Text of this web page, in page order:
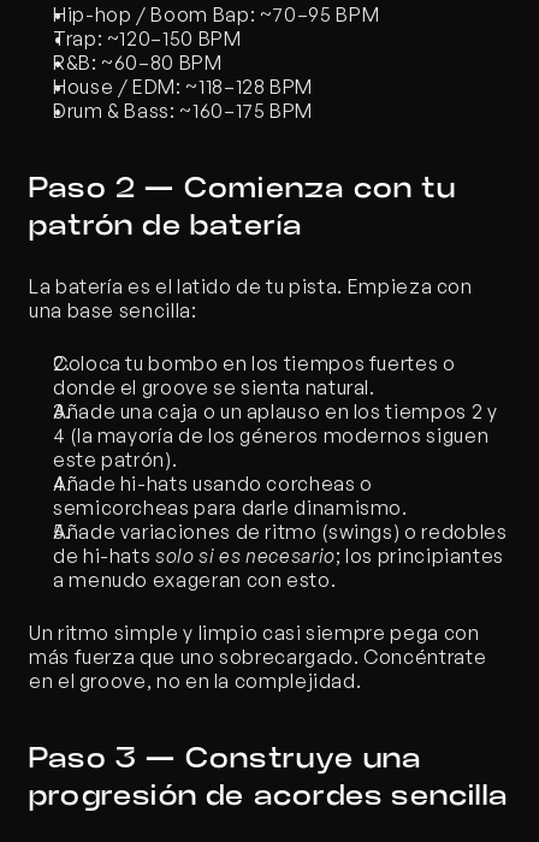
Hip-hop / Boom Bap: ~70–95 BPM
Trap: ~120–150 BPM
R&B: ~60–80 BPM
House / EDM: ~118–128 BPM
Drum & Bass: ~160–175 BPM
Paso 2 — Comienza con tu
patrón de batería
La batería es el latido de tu pista. Empieza con
una base sencilla:
Coloca tu bombo en los tiempos fuertes o
donde el groove se sienta natural.
Añade una caja o un aplauso en los tiempos 2 y
4 (la mayoría de los géneros modernos siguen
este patrón).
Añade hi-hats usando corcheas o
semicorcheas para darle dinamismo.
Añade variaciones de ritmo (swings) o redobles
de hi-hats solo si es necesario; los principiantes
a menudo exageran con esto.
Un ritmo simple y limpio casi siempre pega con
más fuerza que uno sobrecargado. Concéntrate
en el groove, no en la complejidad.
Paso 3 — Construye una
progresión de acordes sencilla